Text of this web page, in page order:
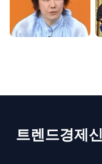
트렌드경제